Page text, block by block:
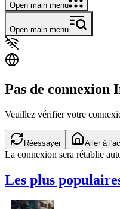
Open main menu
Open main menu
Pas de connexion
Veuillez vérifier votre
Réessayer Aller à
La connexion sera rétablie
Les plus